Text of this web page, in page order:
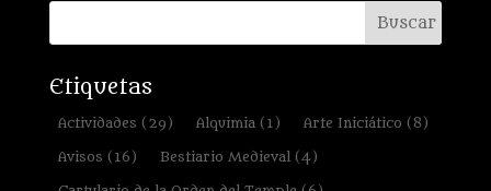
Etiquetas
Actividades (29) Alquimia(1) Arte Iniciático (8)
Avisos (16) Bestiario Medieval(4)